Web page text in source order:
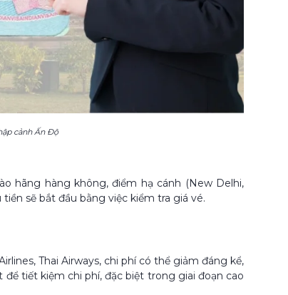
cảnh Ấn Độ
hãng hàng không, điểm hạ cánh (New Delhi,
sẽ bắt đầu bằng việc kiểm tra giá vé.
Thai Airways, chi phí có thể giảm đáng kể,
tiết kiệm chi phí, đặc biệt trong giai đoạn cao